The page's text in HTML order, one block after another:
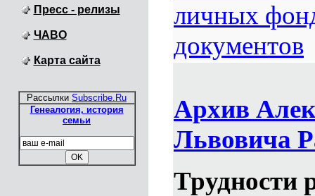
Пресс - релизы
ЧАВО
Карта сайта
Рассылки Subscribe.Ru
Генеалогия, история
семьи
личных
документов
Архив
Львовича
Трудности